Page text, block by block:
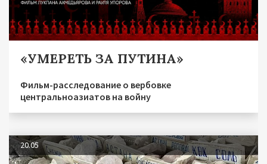
«УМЕРЕТЬ ЗА ПУТИНА»
Фильм-расследование о вербовке
центральноазиатов на войну
20.05